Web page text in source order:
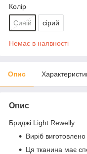
Колір
Синій сірий
Немає в наявності
Опис
Опис
Бриджі Light Rewelly
Виріб
Ця тканина має